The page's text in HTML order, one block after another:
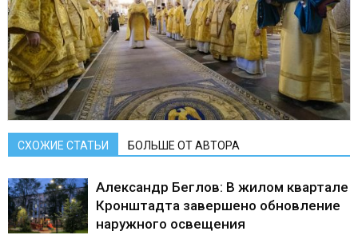
СХОЖИЕ СТАТЬИ БОЛЬШЕ ОТ АВТОРА
Александр Беглов: В жилом квартале
Кронштадта завершено обновление
наружного освещения